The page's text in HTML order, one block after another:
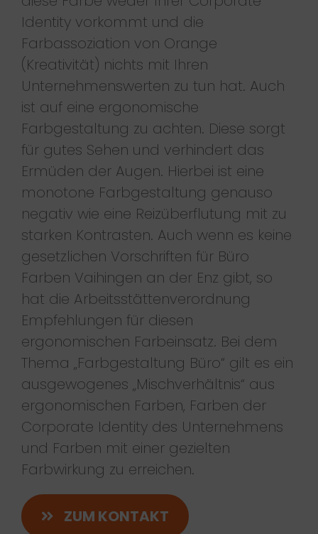
Identity vorkommt und die
Farbassoziation von Orange
(Kreativität) nichts mit Ihren
Unternehmenswerten zu tun hat. Auch
ist auf eine ergonomische
Farbgestaltung zu achten. Diese sorgt
für gutes Sehen und verhindert das
Ermüden der Augen. Hierbei ist eine
monotone Farbgestaltung genauso
negativ wie eine Reizüberflutung mit zu
starken Kontrasten. Auch wenn es keine
gesetzlichen Vorschriften für Büro
Farben Vaihingen an der Enz gibt, so
hat die Arbeitsstättenverordnung
Empfehlungen für diesen
ergonomischen Farbeinsatz. Bei dem
Thema „Farbgestaltung Büro“ gilt es ein
ausgewogenes „Mischverhältnis“ aus
ergonomischen Farben, Farben der
Corporate Identity des Unternehmens
und Farben mit einer gezielten
Farbwirkung zu erreichen.
ZUM KONTAKT